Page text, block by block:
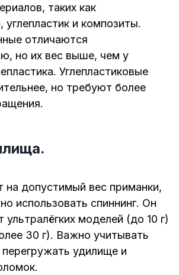
таких как
углепластик и композиты.
отличаются
но их вес выше, чем у
Углепластиковые
но требуют более
на допустимый вес приманки,
использовать спиннинг. Он
ультралёгких моделей (до 10 г)
30 г). Важно учитывать
удилище и